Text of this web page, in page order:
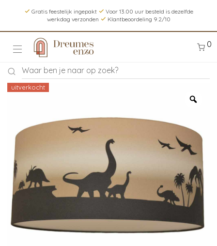
Gratis feestelijk ingepakt
Voor 13.00 uur besteld is dezelfde
werkdag verzonden
Klantbeoordeling 9.2/10
0
uitverkocht